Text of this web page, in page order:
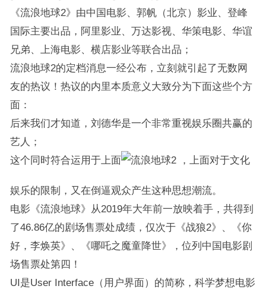
《流浪地球2》由中国电影、郭帆（北京）影业、登峰
国际主要出品，阿里影业、万达影视、华策电影、华谊
兄弟、上海电影、横店影业等联合出品；
流浪地球2的定档消息一经公布，立刻就引起了无数网
友的热议！热议的内里本质意义大致分为下面这些个方
面：
后来我们才知道，刘德华是一个非常重视娱乐圈共赢的
艺人；
这个同时符合运用于上面
，上面对于文化
娱乐的限制，又在倒逼观众产生这种思想潮流。
电影《流浪地球》从2019年大年前一放映着手，共得到
了46.86亿的剧场售票处成绩，仅次于《战狼2》、《你
好，李焕英》、《哪吒之魔童降世》，位列中国电影剧
场售票处第四！
UI是User Interface（用户界面）的简称，科学梦想电影